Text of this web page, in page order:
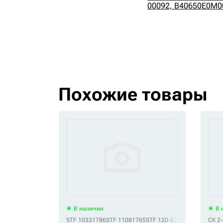
00092,
Похожие товары
В наличии
STF 10331786STF 11081765STF 120-5746 STF 125-4175
В
СК